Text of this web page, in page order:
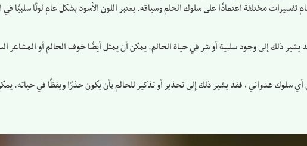
مختلفة اعتمادًا على سلوك الحلم وسياقه. يعتبر اللون الأسود بشكل عام لونًا سلبيًا في
يشير ذلك إلى وجود سلبية أو شر في حياة الحالم. يمكن أن يمثل أيضًا خوف الحالم أو المشاعر
سلوك عدواني ، فقد يشير ذلك إلى تحذير أو تذكير للحالم بأن يكون حذرًا ويقظًا في حياته.